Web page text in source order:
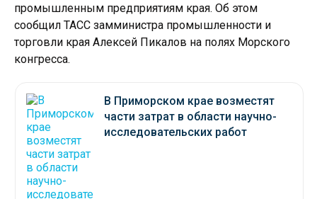
промышленным предприятиям края. Об этом
сообщил ТАСС замминистра промышленности и
торговли края Алексей Пикалов на полях Морского
конгресса.
В Приморском крае возместят
части затрат в области научно-
исследовательских работ